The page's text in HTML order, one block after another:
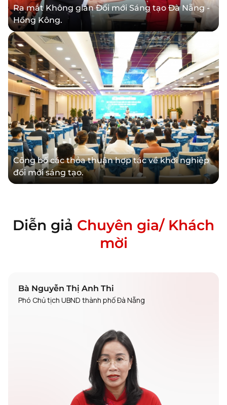
Ra mắt Không gian Đổi mới Sáng tạo Đà Nẵng -
Hồng Kông.
Công bố các thỏa thuận hợp tác về khởi nghiệp
đổi mới sáng tạo.
Diễn giả Chuyên gia/ Khách
mời
Bà Nguyễn Thị Anh Thi
Phó Chủ tịch UBND thành phố Đà Nẵng